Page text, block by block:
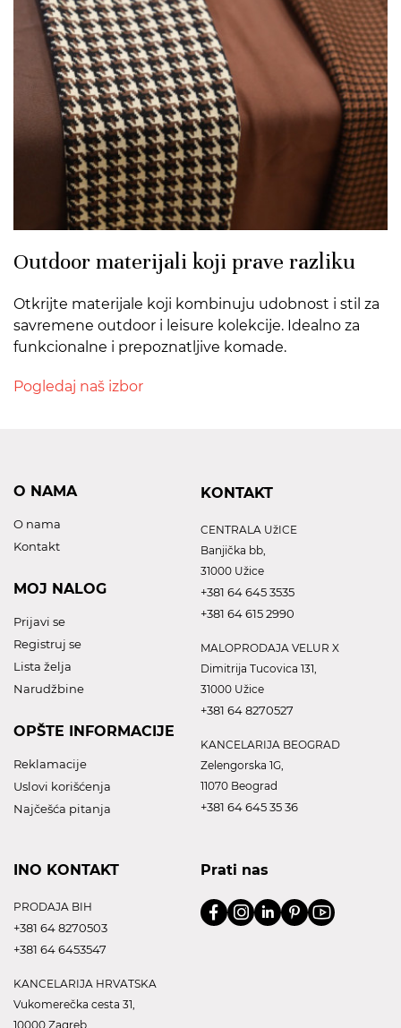
Outdoor materijali koji prave razliku
Otkrijte materijale koji kombinuju udobnost i stil za
savremene outdoor i leisure kolekcije. Idealno za
funkcionalne i prepoznatljive komade.
Pogledaj naš izbor
O NAMA
O nama
Kontakt
MOJ NALOG
Prijavi se
Registruj se
Lista želja
Narudžbine
OPŠTE INFORMACIJE
Reklamacije
Uslovi korišćenja
Najčešća pitanja
KONTAKT
CENTRALA UžICE
Banjička bb,
31000 Užice
+381 64 645 3535
+381 64 615 2990
MALOPRODAJA VELUR X
Dimitrija Tucovica 131,
31000 Užice
+381 64 8270527
KANCELARIJA BEOGRAD
Zelengorska 1G,
11070 Beograd
+381 64 645 35 36
INO KONTAKT
PRODAJA BIH
+381 64 8270503
+381 64 6453547
KANCELARIJA HRVATSKA
Vukomerečka cesta 31,
10000 Zagreb
Prati nas